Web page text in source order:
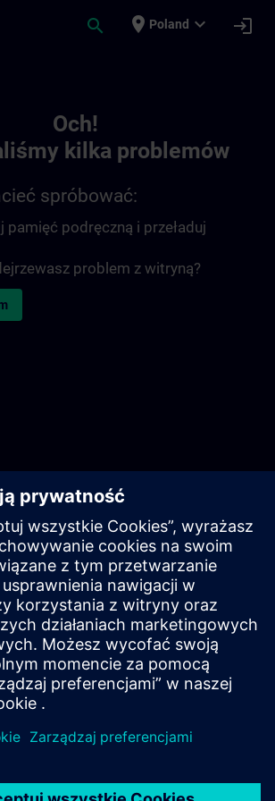
search place Poland expand_more login
Och!
kilka problemów
spróbować:
pamięć podręczną i przeładuj
problem z witryną?